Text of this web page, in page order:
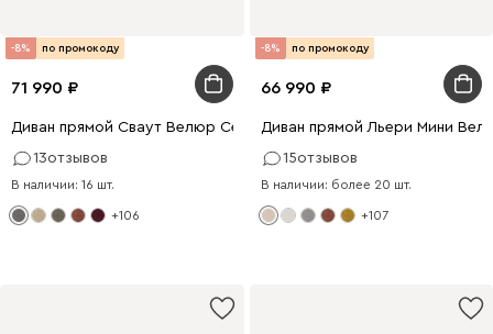
-8% по промокоду
71 990
Диван прямой Сваут Велюр Серый
13отзывов
В наличии: 16 шт.
+106
-8% по промокоду
66 990
Диван прямой Льери Мини
15отзывов
В наличии: более 20 шт.
+107